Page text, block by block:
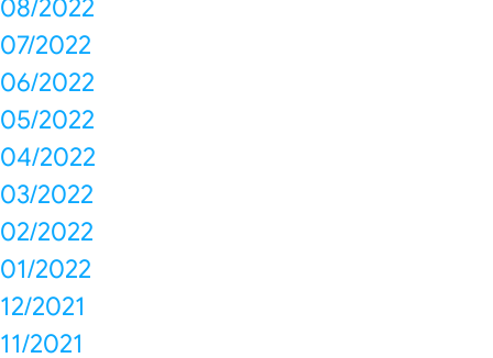
08/2022
07/2022
06/2022
05/2022
04/2022
03/2022
02/2022
01/2022
12/2021
11/2021